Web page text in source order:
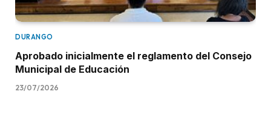
DURANGO
Aprobado inicialmente el reglamento del Consejo
Municipal de Educación
23/07/2026